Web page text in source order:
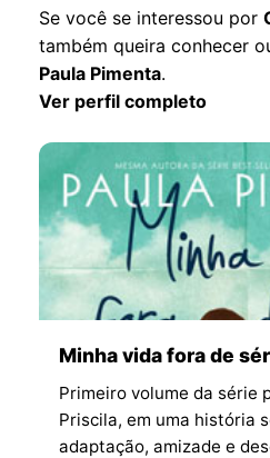
Se você se interessou por
também queira conhecer
Paula Pimenta.
Ver perfil completo
Minha vida fora de
Primeiro volume da série
Priscila, em uma história
adaptação, amizade e